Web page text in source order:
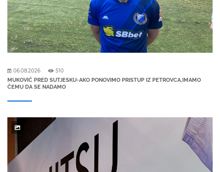
06.08.2026 510
MUKOVIĆ PRED SUTJESKU-AKO PONOVIMO PRISTUP IZ PETROVCA,IMAMO
ČEMU DA SE NADAMO